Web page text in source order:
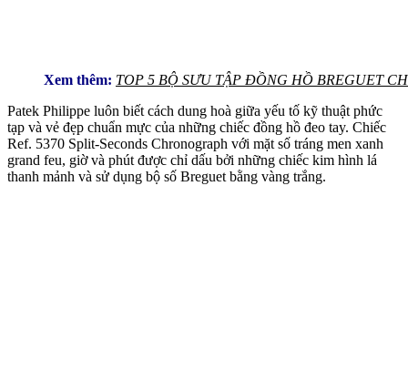
Xem thêm: TOP 5 BỘ SƯU TẬP ĐỒNG HỒ BREGUET
Patek Philippe luôn biết cách dung hoà giữa yếu tố kỹ thuật phức
tạp và vẻ đẹp chuẩn mực của những chiếc đồng hồ đeo tay. Chiếc
Ref. 5370 Split-Seconds Chronograph với mặt số tráng men xanh
grand feu, giờ và phút được chỉ dấu bởi những chiếc kim hình lá
thanh mảnh và sử dụng bộ số Breguet bằng vàng trắng.